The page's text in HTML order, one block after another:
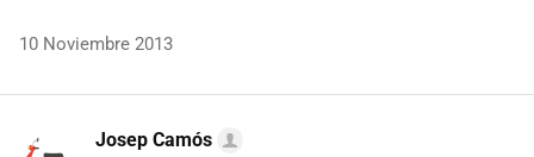
10 Noviembre 2013
Josep Camós